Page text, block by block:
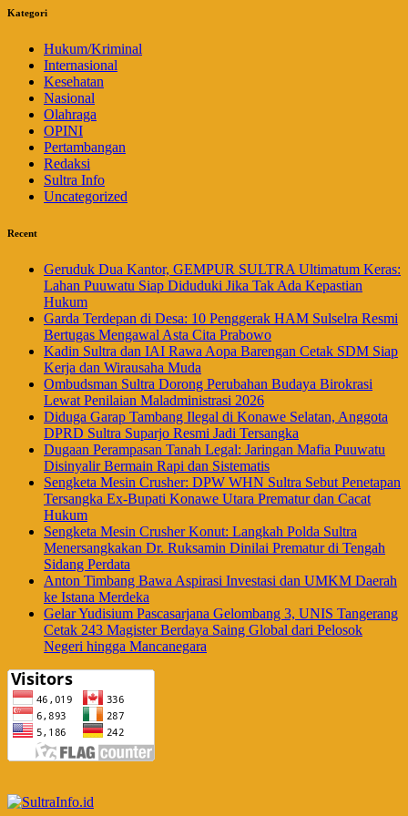
Kategori
Hukum/Kriminal
Internasional
Kesehatan
Nasional
Olahraga
OPINI
Pertambangan
Redaksi
Sultra Info
Uncategorized
Recent
Geruduk Dua Kantor, GEMPUR SULTRA Ultimatum Keras:
Lahan Puuwatu Siap Diduduki Jika Tak Ada Kepastian
Hukum
Garda Terdepan di Desa: 10 Penggerak HAM Sulselra Resmi
Bertugas Mengawal Asta Cita Prabowo
Kadin Sultra dan IAI Rawa Aopa Barengan Cetak SDM Siap
Kerja dan Wirausaha Muda
Ombudsman Sultra Dorong Perubahan Budaya Birokrasi
Lewat Penilaian Maladministrasi 2026
Diduga Garap Tambang Ilegal di Konawe Selatan, Anggota
DPRD Sultra Suparjo Resmi Jadi Tersangka
Dugaan Perampasan Tanah Legal: Jaringan Mafia Puuwatu
Disinyalir Bermain Rapi dan Sistematis
Sengketa Mesin Crusher: DPW WHN Sultra Sebut Penetapan
Tersangka Ex-Bupati Konawe Utara Prematur dan Cacat
Hukum
Sengketa Mesin Crusher Konut: Langkah Polda Sultra
Menersangkakan Dr. Ruksamin Dinilai Prematur di Tengah
Sidang Perdata
Anton Timbang Bawa Aspirasi Investasi dan UMKM Daerah
ke Istana Merdeka
Gelar Yudisium Pascasarjana Gelombang 3, UNIS Tangerang
Cetak 243 Magister Berdaya Saing Global dari Pelosok
Negeri hingga Mancanegara